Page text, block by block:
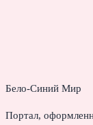
Бело-Синий Мир
Портал,